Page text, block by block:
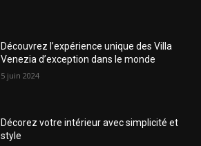
Découvrez l’expérience unique des Villa
Venezia d’exception dans le monde
5 juin 2024
Décorez votre intérieur avec simplicité et
style